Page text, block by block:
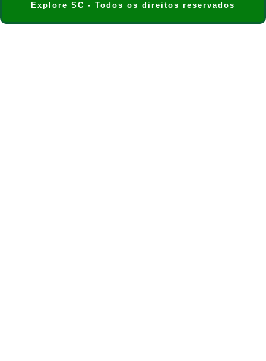
Explore SC - Todos os direitos reservados